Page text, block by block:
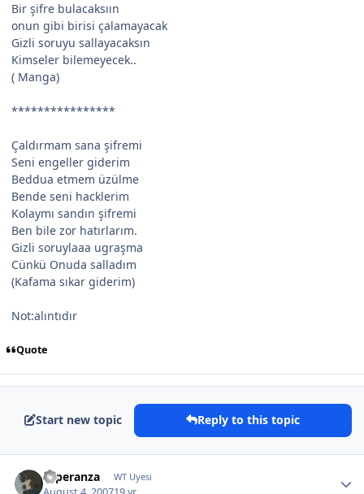
Bir şifre bulacaksıın
onun gibi birisi çalamayacak
Gizli soruyu sallayacaksın
Kimseler bilemeyecek..
( Manga)
****************
Çaldırmam sana şifremi
Seni engeller giderim
Beddua etmem üzülme
Bende seni hacklerim
Kolaymı sandın şifremi
Ben bile zor hatırlarım.
Gizli soruylaaa ugraşma
Cünkü Onuda salladım
(Kafama sıkar giderim)
Not:alıntıdır
Quote
Start new topic Reply to this topic
Esperanza WT Uyesi